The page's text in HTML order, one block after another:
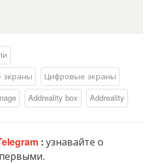
экраны
Цифровые экраны
Addreality box Addreality
: узнавайте о